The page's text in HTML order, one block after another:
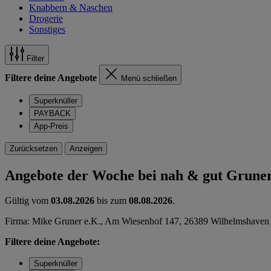
Knabbern & Naschen
Drogerie
Sonstiges
Filter
Filtere deine Angebote Menü schließen
Superknüller
PAYBACK
App-Preis
Zurücksetzen Anzeigen
Angebote der Woche bei nah & gut
Gültig vom 03.08.2026 bis zum 08.08.2026.
Firma: Mike Gruner e.K., Am Wiesenhof 147, 26389 Wilhelmshaven
Filtere deine Angebote:
Superknüller